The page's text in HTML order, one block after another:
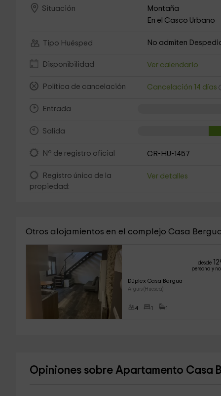
Situación Montaña
En el Casco Urbano
Tipo Huésped No admiten
Disponibilidad Ver calendario
Política de cancelación Cancelación 14 días
Entrada
Salida
Nº de registro oficial CR-HU-1457
Registro único de la
propiedad:
Ver detalles
Otros alojamientos en el complejo Casa
desde
persona y
Dúplex Casa Bergua
Arguis (Huesca)
4 1 1
Opiniones sobre Apartamento Casa